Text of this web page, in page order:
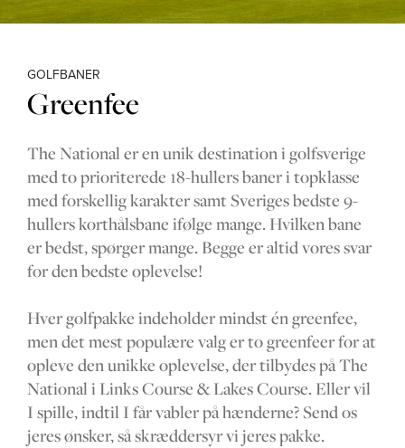
GOLFBANER
Greenfee
The National er en unik destination i golfsverige
med to prioriterede 18-hullers baner i topklasse
med forskellig karakter samt Sveriges bedste 9-
hullers korthålsbane ifølge mange. Hvilken bane
er bedst, spørger mange. Begge er altid vores svar
for den bedste oplevelse!
Hver golfpakke indeholder mindst én greenfee,
men det mest populære valg er to greenfeer for at
opleve den unikke oplevelse, der tilbydes på The
National i Links Course & Lakes Course. Eller vil
I spille, indtil I får vabler på hænderne? Send os
jeres ønsker, så skræddersyr vi jeres pakke.